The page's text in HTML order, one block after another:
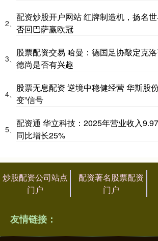
2、
配资炒股开户网站 红牌制造机，扬名
否回巴萨赢欧冠
3、
股票配资交易 哈曼：德国足协敲定克
德尚是否有兴趣
4、
股票无息配资 逆境中稳健经营 华斯股
变”信号
5、
配资通 华立科技：2025年营业收入
同比增长25%
炒股配资公司站点
门户
配资著名股票配资
门户
友情链接：